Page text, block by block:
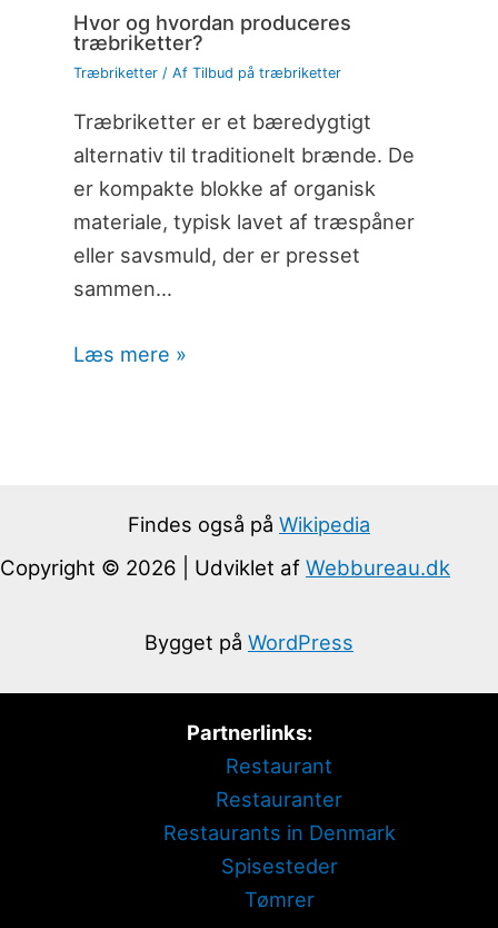
Hvor og hvordan produceres
træbriketter?
Træbriketter/ Af Tilbud på træbriketter
Træbriketter er et bæredygtigt
alternativ til traditionelt brænde. De
er kompakte blokke af organisk
materiale, typisk lavet af træspåner
eller savsmuld, der er presset
sammen…
Læs mere »
Findes også på Wikipedia
Copyright © 2026 | Udviklet af Webbureau.dk
Bygget på WordPress
Partnerlinks:
Restaurant
Restauranter
Restaurants in Denmark
Spisesteder
Tømrer